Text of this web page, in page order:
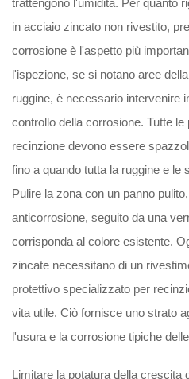
trattengono l'umidità. Per quanto
in acciaio zincato non rivestito,
corrosione è l'aspetto più
l'ispezione, se si notano aree
ruggine, è necessario intervenire
controllo della corrosione. Tutte le
recinzione devono essere
fino a quando tutta la ruggine e le
Pulire la zona con un panno
anticorrosione, seguito da una
corrisponda al colore esistente.
zincate necessitano di un
protettivo specializzato per
vita utile. Ciò fornisce uno strato
l'usura e la corrosione tipiche
Limitare la potatura della crescita